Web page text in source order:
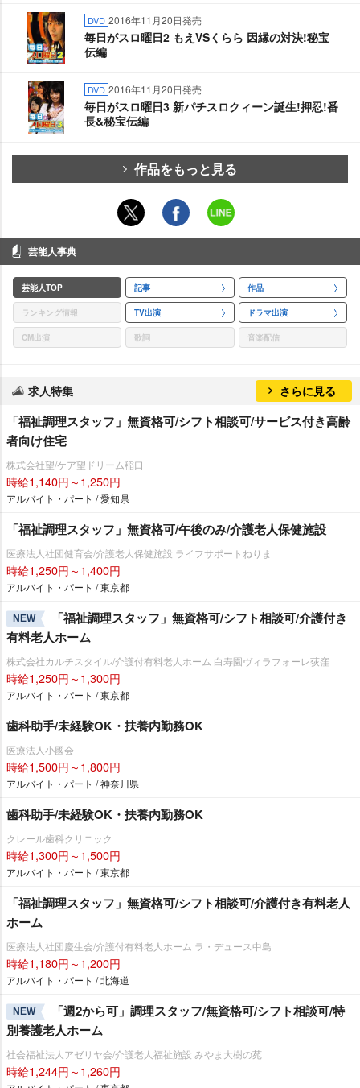
DVD 2016年11月20日発売
毎日がスロ曜日2 もえVSくらら 因縁の対決!秘宝
伝編
DVD 2016年11月20日発売
毎日がスロ曜日3 新パチスロクィーン誕生!押忍!番
長&秘宝伝編
作品をもっと見る
芸能人事典
芸能人TOP 記事 作品
ランキング情報 TV出演 ドラマ出演
CM出演 歌詞 音楽配信
求人特集 さらに見る
「福祉調理スタッフ」無資格可/シフト相談可/サービス付き高齢
者向け住宅
株式会社望/ケア望ドリーム稲口
時給1,140円～1,250円
アルバイト・パート / 愛知県
「福祉調理スタッフ」無資格可/午後のみ/介護老人保健施設
医療法人社団健育会/介護老人保健施設 ライフサポートねりま
時給1,250円～1,400円
アルバイト・パート / 東京都
NEW
「福祉調理スタッフ」無資格可/シフト相談可/介護付き
有料老人ホーム
株式会社カルチスタイル/介護付有料老人ホーム 白寿園ヴィラフォーレ荻窪
時給1,250円～1,300円
アルバイト・パート / 東京都
歯科助手/未経験OK・扶養内勤務OK
医療法人小國会
時給1,500円～1,800円
アルバイト・パート / 神奈川県
歯科助手/未経験OK・扶養内勤務OK
クレール歯科クリニック
時給1,300円～1,500円
アルバイト・パート / 東京都
「福祉調理スタッフ」無資格可/シフト相談可/介護付き有料老人
ホーム
医療法人社団慶生会/介護付有料老人ホーム ラ・デュース中島
時給1,180円～1,200円
アルバイト・パート / 北海道
NEW
「週2から可」調理スタッフ/無資格可/シフト相談可/特
別養護老人ホーム
社会福祉法人アゼリヤ会/介護老人福祉施設 みやま大樹の苑
時給1,244円～1,260円